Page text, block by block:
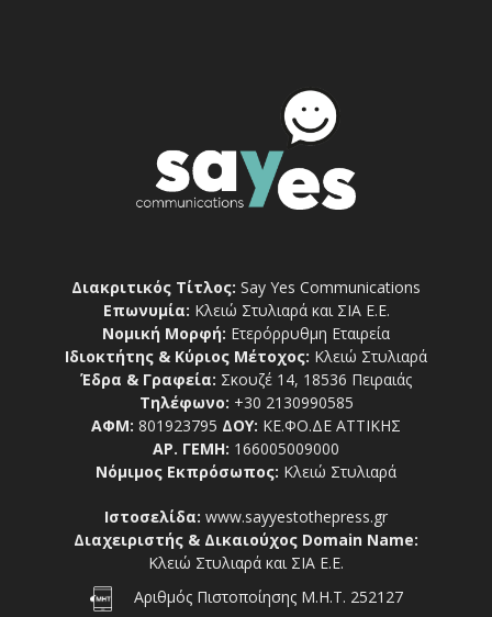
Διακριτικός Τίτλος: Say Yes Communications
Επωνυμία: Κλειώ Στυλιαρά και ΣΙΑ Ε.Ε.
Νομική Μορφή: Ετερόρρυθμη Εταιρεία
Ιδιοκτήτης & Κύριος Μέτοχος: Κλειώ Στυλιαρά
Έδρα & Γραφεία: Σκουζέ 14, 18536 Πειραιάς
Τηλέφωνο: +30 2130990585
ΑΦΜ: 801923795 ΔΟΥ: ΚΕ.ΦΟ.ΔΕ ΑΤΤΙΚΗΣ
ΑΡ. ΓΕΜΗ: 166005009000
Νόμιμος Εκπρόσωπος: Κλειώ Στυλιαρά
Ιστοσελίδα: www.sayyestothepress.gr
Διαχειριστής & Δικαιούχος Domain Name:
Κλειώ Στυλιαρά και ΣΙΑ Ε.Ε.
Αριθμός Πιστοποίησης Μ.Η.Τ. 252127